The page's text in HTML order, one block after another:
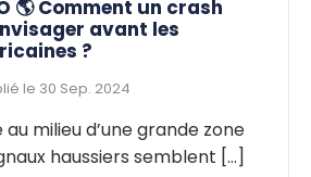
🌎 Comment un crash
avant les
?
le 30 Sep. 2024
milieu d’une grande zone
haussiers semblent [...]